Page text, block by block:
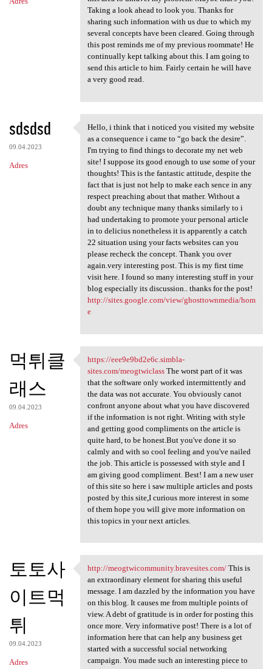
Taking a look ahead to look you. Thanks for
sharing such information with us due to which my
several concepts have been cleared. Going through
this post reminds me of my previous roommate! He
continually kept talking about this. I am going to
send this article to him. Fairly certain he will have
a very good read.
sdsdsd
09.04.2023
Adres
Hello, i think that i noticed
Hello, i think that i noticed you visited my website
as a consequence i came to “go back the desire”.
I'm trying to find things to decorate my net web
site! I suppose its good enough to use some of your
thoughts! This is the fantastic attitude, despite the
fact that is just not help to make each sence in any
respect preaching about that mather. Without a
doubt any technique many thanks similarly to i
had undertaking to promote your personal article
in to delicius nonetheless it is apparently a catch
22 situation using your facts websites can you
please recheck the concept. Thank you over
again.very interesting post. This is my first time
visit here. I found so many interesting stuff in your
blog especially its discussion.. thanks for the post!
http://sites.google.com/view/ghosttownmedia/hom
e
먹튀클
래스
09.04.2023
Adres
https://eee9e9bd2e6c.simbla
https://eee9e9bd2e6c.simbla-
sites.com/meogtwiclassThe worst part of it was
that the software only worked intermittently and
the data was not accurate. You obviously canot
confront anyone about what you have discovered
if the information is not right. Writing with style
and getting good compliments on the article is
quite hard, to be honest.But you've done it so
calmly and with so cool feeling and you've nailed
the job. This article is possessed with style and I
am giving good compliment. Best! I am a new user
of this site so here i saw multiple articles and posts
posted by this site,I curious more interest in some
of them hope you will give more information on
this topics in your next articles.
토토사
이트먹
튀
09.04.2023
Adres
http://meogtwicommunity
http://meogtwicommunity.bravesites.com/This is
an extraordinary element for sharing this useful
message. I am dazzled by the information you have
on this blog. It causes me from multiple points of
view. A debt of gratitude is in order for posting this
once more. Very informative post! There is a lot of
information here that can help any business get
started with a successful social networking
campaign. You made such an interesting piece to